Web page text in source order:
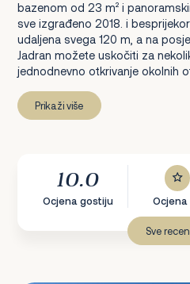
bazenom od 23 m² i
sve izgrađeno 2018. i
udaljena svega 120 m, a na
Jadran možete uskočiti za
jednodnevno otkrivanje okolnih
Prikaži više
10.0
Ocjena gostiju Ocjena
Sve